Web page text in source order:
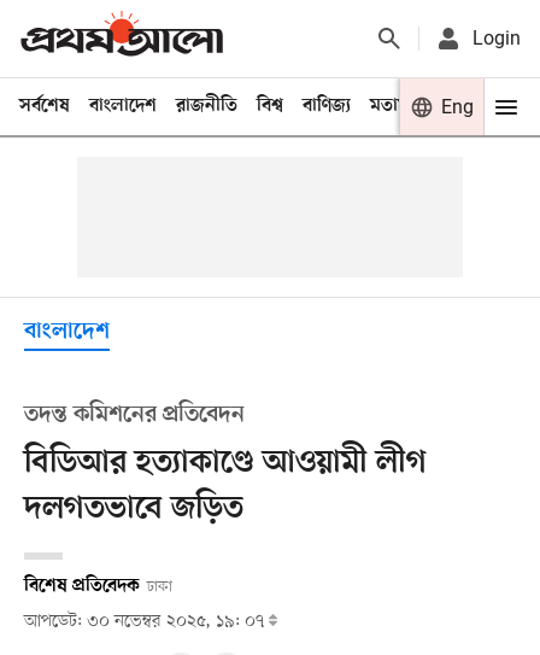
Login
সর্বশেষ বাংলাদেশ রাজনীতি বিশ্ব বাণিজ্য মতামত খেলা
Eng
বাংলাদেশ
তদন্ত কমিশনের প্রতিবেদন
বিডিআর হত্যাকাণ্ডে আওয়ামী লীগ
দলগতভাবে জড়িত
বিশেষ প্রতিবেদক ঢাকা
আপডেট: ৩০ নভেম্বর ২০২৫, ১৯: ০৭